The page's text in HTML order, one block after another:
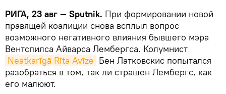
РИГА, 23 авг — Sputnik. При формировании новой
правящей коалиции снова всплыл вопрос
возможного негативного влияния бывшего мэра
Вентспилса Айварса Лембергса. Колумнист
Neatkarīgā Rīta Avīze Бен Латковскис попытался
разобраться в том, так ли страшен Лембергс, как
его малюют.